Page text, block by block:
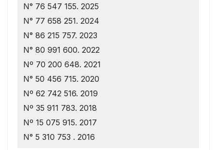
N° 76 547 155. 2025
N° 77 658 251. 2024
N° 86 215 757. 2023
N° 80 991 600. 2022
Nº 70 200 648. 2021
N° 50 456 715. 2020
Nº 62 742 516. 2019
Nº 35 911 783. 2018
Nº 15 075 915. 2017
N° 5 310 753 . 2016